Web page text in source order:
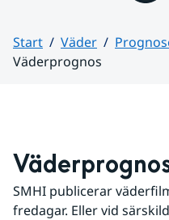
Start Väder
Väderprognos
SMHI publicerar
fredagar. Eller vid